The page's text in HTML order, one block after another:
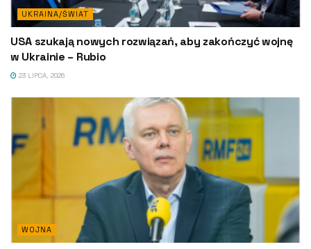
UKRAINA/ŚWIAT
USA szukają nowych rozwiązań, aby zakończyć wojnę
w Ukrainie – Rubio
23 LIPCA, 2026
WOJNA